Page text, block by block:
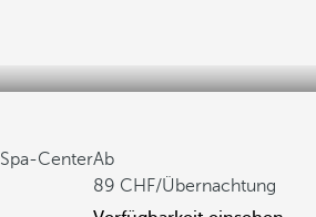
Spa-CenterAb
89
/Übernachtung